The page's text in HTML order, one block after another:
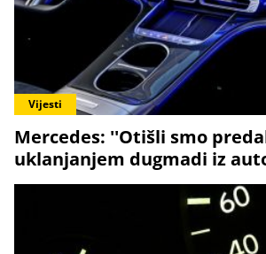
Vijesti
Mercedes: ''Otišli smo
uklanjanjem dugmadi iz